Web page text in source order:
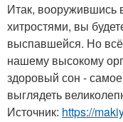
Итак,
хитростями, вы
выспавшейся. Но
нашему высокому
здоровый сон -
выглядеть
Источник: https://